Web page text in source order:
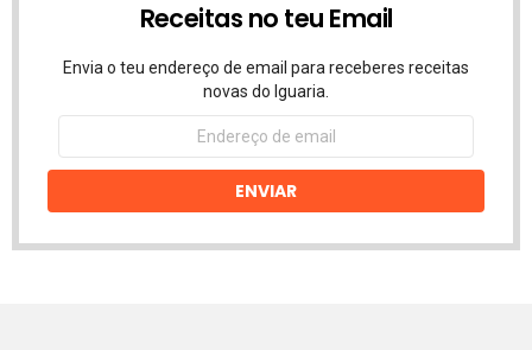
Receitas no teu Email
Envia o teu endereço de email para receberes receitas
novas do Iguaria.
Endereço
email
ENVIAR